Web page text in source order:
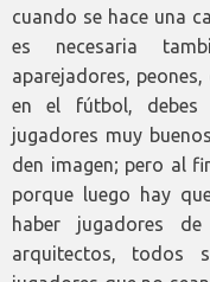
cuando se hace una
es necesaria
aparejadores,
en el fútbol, debes
jugadores muy
den imagen; pero al
porque luego hay
haber jugadores
arquitectos, todos